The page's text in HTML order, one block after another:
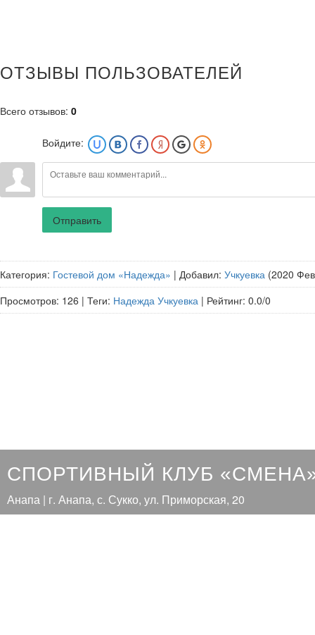
ОТЗЫВЫ ПОЛЬЗОВАТЕЛЕЙ
Всего отзывов: 0
Войдите:
Отправить
Категория: Гостевой дом «Надежда» | Добавил: Учкуевка (2020
Просмотров: 126 | Теги: Надежда Учкуевка | Рейтинг: 0.0/0
СПОРТИВНЫЙ КЛУБ
Анапа | г. Анапа, с. Сукко, ул. Приморская, 20